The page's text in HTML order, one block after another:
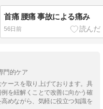
首痛 腰痛 事故による痛み
56日前
門的ケア
ースを取り上げております。具
を紐解くことで改善に向かう確
めながら、気軽に役立つ知識を